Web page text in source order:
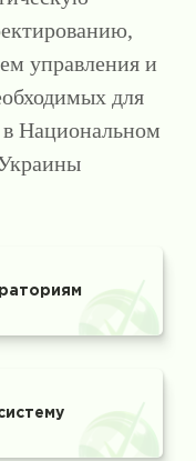
управления и
для
Национальном